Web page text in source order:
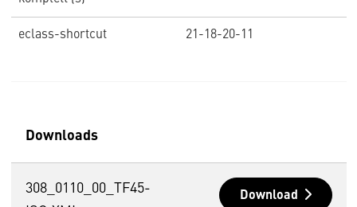
eclass-shortcut 21-18-20-11
Downloads
308_0110_00_TF45-
Download